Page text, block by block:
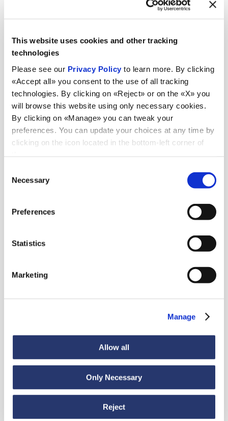
This website uses cookies and other tracking
technologies
Please see our Privacy Policy to learn more. By clicking
«Accept all» you consent to the use of all tracking
technologies. By clicking on «Reject» or on the «X» you
will browse this website using only necessary cookies.
By clicking on «Manage» you can tweak your
preferences. You can update your choices at any time by
clicking on the icon located in the bottom-left corner of
Selection
Necessary
Preferences
Statistics
Marketing
Manage
Allow all
Only Necessary
Reject
Ivantaggidi
spedire in India
con Transmec
Magazzino doganale di proprietà per deposito merci
allo stato estero
02 Pratiche doganali e deposito IVA
pericolose, temperatura controllata, fuori sagoma, capi
Servizio porta a porta